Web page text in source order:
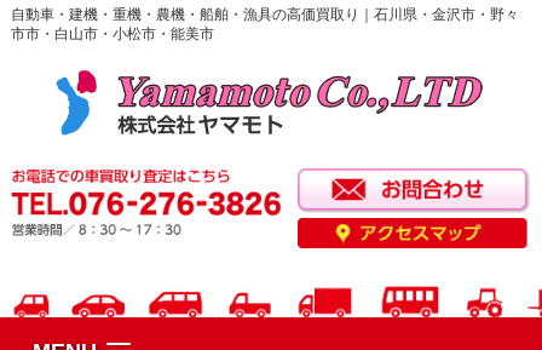
自動車・建機・重機・農機・船舶・漁具の高価買取り｜石川県・金沢市・野々
市市・白山市・小松市・能美市